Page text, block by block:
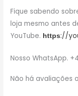
Fique sabendo
loja mesmo antes
YouTube. https://
Nosso WhatsApp.
Não há avaliações